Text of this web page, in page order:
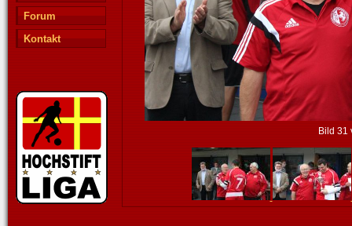
Forum
Kontakt
Bild 31